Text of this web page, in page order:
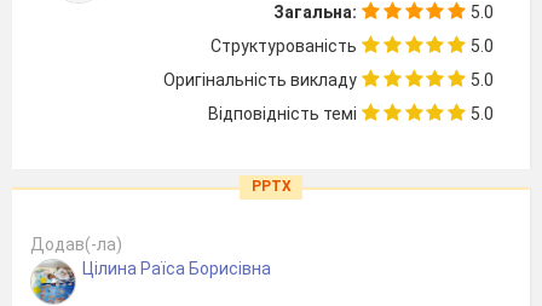
Загальна:
5.0
Структурованість
5.0
Оригінальність викладу
5.0
Відповідність темі
5.0
PPTX
Додав(-ла)
Цілина Раїса Борисівна